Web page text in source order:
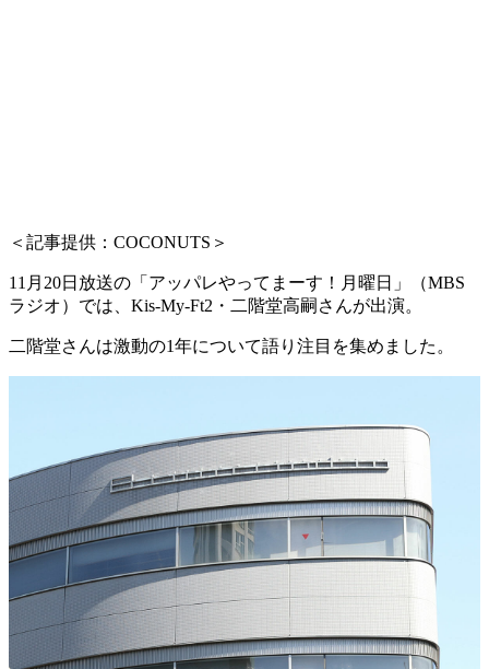
＜記事提供：COCONUTS＞
11月20日放送の「アッパレやってまーす！月曜日」（MBS
ラジオ）では、Kis-My-Ft2・二階堂高嗣さんが出演。
二階堂さんは激動の1年について語り注目を集めました。